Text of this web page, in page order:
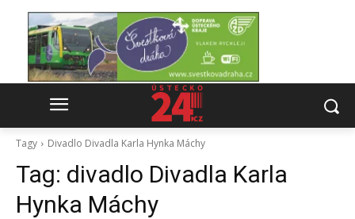
Tagy Divadlo Divadla Karla Hynka Máchy
Tag: divadlo Divadla Karla
Hynka Máchy